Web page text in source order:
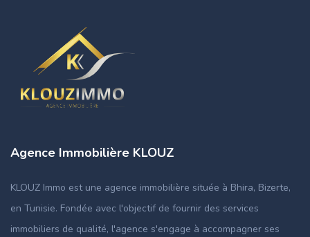
Agence Immobilière KLOUZ
KLOUZ Immo est une agence immobilière située à Bhira, Bizerte,
en Tunisie. Fondée avec l'objectif de fournir des services
immobiliers de qualité, l'agence s'engage à accompagner ses